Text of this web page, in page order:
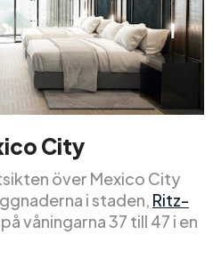
City
över Mexico City
i staden, Ritz-
våningarna 37 till 47 i en